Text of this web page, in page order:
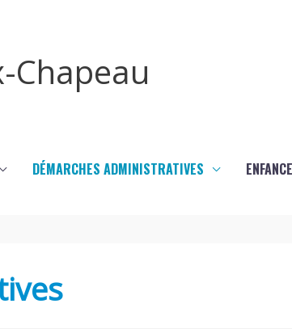
Chapeau
DÉMARCHES ADMINISTRATIVES